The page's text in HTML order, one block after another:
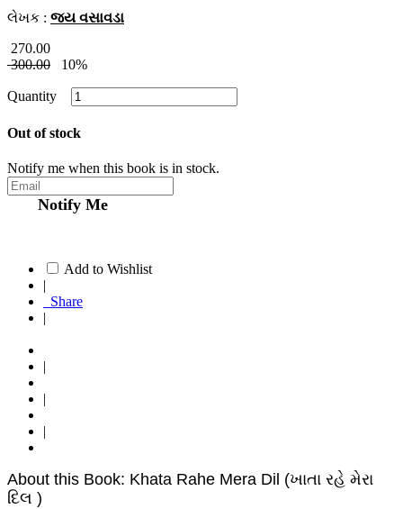
લેખક : જય વસાવડા
270.00
300.00
10%
Quantity
Out of stock
Notify me when this book is in stock.
Notify Me
Add to Wishlist
Share
About this Book: Khata Rahe Mera Dil (ખાતા રહે મેરા
દિલ )